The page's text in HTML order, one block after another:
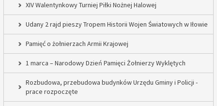
XIV Walentynkowy Turniej Piłki Nożnej Halowej
Udany 2 rajd pieszy Tropem Historii Wojen Światowych w Iłowie
Pamięć o żołnierzach Armii Krajowej
1 marca – Narodowy Dzień Pamięci Żołnierzy Wyklętych
Rozbudowa, przebudowa budynków Urzędu Gminy i Policji -
prace rozpoczęte